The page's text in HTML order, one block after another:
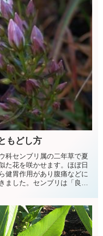
もどし方
科センブリ属の二年草で夏
た花を咲かせます。ほぼ日
健胃作用があり腹痛などに
ました。センブリは「良薬
てもまだ苦い」という意味
も苦いとも言われていま